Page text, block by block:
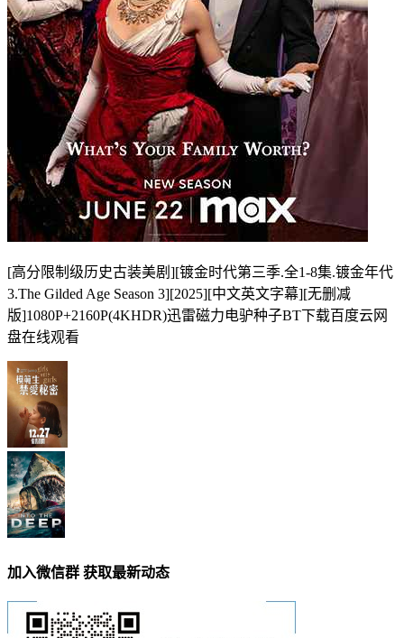
[高分限制级历史古装美剧][镀金时代第三季.全1-8集.镀金年代
3.The Gilded Age Season 3][2025][中文英文字幕][无删减
版]1080P+2160P(4KHDR)迅雷磁力电驴种子BT下载百度云网
盘在线观看
加入微信群 获取最新动态